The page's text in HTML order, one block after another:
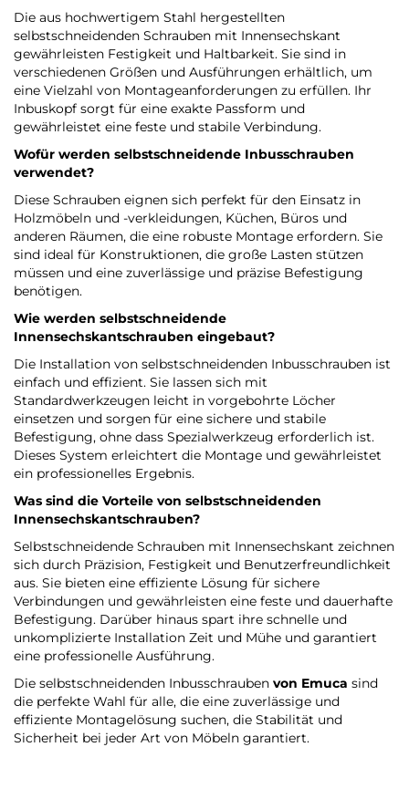
Die aus hochwertigem Stahl hergestellten
selbstschneidenden Schrauben mit Innensechskant
gewährleisten Festigkeit und Haltbarkeit. Sie sind in
verschiedenen Größen und Ausführungen erhältlich, um
eine Vielzahl von Montageanforderungen zu erfüllen. Ihr
Inbuskopf sorgt für eine exakte Passform und
gewährleistet eine feste und stabile Verbindung.
Wofür werden selbstschneidende Inbusschrauben
verwendet?
Diese Schrauben eignen sich perfekt für den Einsatz in
Holzmöbeln und -verkleidungen, Küchen, Büros und
anderen Räumen, die eine robuste Montage erfordern. Sie
sind ideal für Konstruktionen, die große Lasten stützen
müssen und eine zuverlässige und präzise Befestigung
benötigen.
Wie werden selbstschneidende
Innensechskantschrauben eingebaut?
Die Installation von selbstschneidenden Inbusschrauben ist
einfach und effizient. Sie lassen sich mit
Standardwerkzeugen leicht in vorgebohrte Löcher
einsetzen und sorgen für eine sichere und stabile
Befestigung, ohne dass Spezialwerkzeug erforderlich ist.
Dieses System erleichtert die Montage und gewährleistet
ein professionelles Ergebnis.
Was sind die Vorteile von selbstschneidenden
Innensechskantschrauben?
Selbstschneidende Schrauben mit Innensechskant zeichnen
sich durch Präzision, Festigkeit und Benutzerfreundlichkeit
aus. Sie bieten eine effiziente Lösung für sichere
Verbindungen und gewährleisten eine feste und dauerhafte
Befestigung. Darüber hinaus spart ihre schnelle und
unkomplizierte Installation Zeit und Mühe und garantiert
eine professionelle Ausführung.
Die selbstschneidenden Inbusschrauben von Emuca sind
die perfekte Wahl für alle, die eine zuverlässige und
effiziente Montagelösung suchen, die Stabilität und
Sicherheit bei jeder Art von Möbeln garantiert.